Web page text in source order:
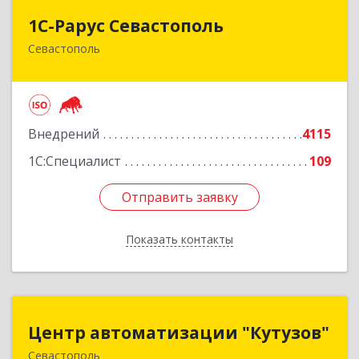
1С-Рарус Севастополь
Севастополь
Внедрений
4115
1С:Специалист
109
Отправить заявку
Показать контакты
299011, Севастополь г, Кулакова ул, дом № 58
Отправить заявку
Назад
Центр автоматизации "Кутузов"
Севастополь